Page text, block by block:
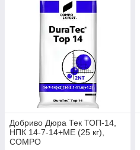
Добриво Дюра Тек ТОП-14,
НПК 14-7-14+МЕ (25 кг),
COMPO